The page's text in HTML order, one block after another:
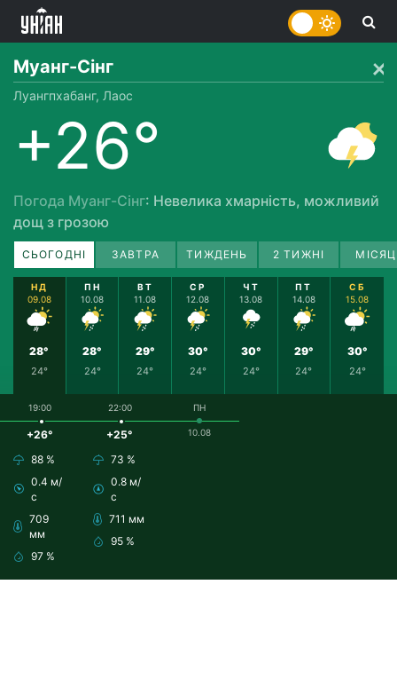
Муанг-Сінг
Луангпхабанг, Лаос
+26°
Погода Муанг-Сінг: Невелика хмарність, можливий
дощ з грозою
СЬОГОДНІ ЗАВТРА ТИЖДЕНЬ 2 ТИЖНІ
НД
09.08
28°
24°
ПН
10.08
28°
24°
ВТ
11.08
29°
24°
СР
12.08
30°
24°
ЧТ
13.08
30°
24°
ПТ
14.08
29°
24°
СБ
15.08
30°
24°
19:00
+26°
88 %
0.4 м/
с
709
мм
97 %
22:00
+25°
73 %
0.8 м/
с
711 мм
95 %
ПН
10.08